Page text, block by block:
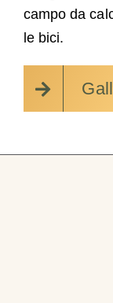
campo da
le bici.